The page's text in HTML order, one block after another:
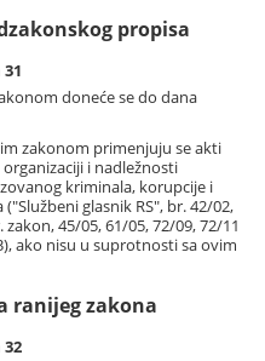
propisa
doneće se do dana
zakonom primenjuju se akti
i nadležnosti
kriminala, korupcije i
glasnik RS", br. 42/02,
45/05, 61/05, 72/09, 72/11
ako nisu u suprotnosti sa ovim
ranijeg zakona
32